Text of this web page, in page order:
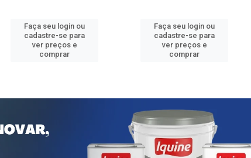
Faça seu login ou
cadastre-se para
ver preços e
comprar
Faça seu login ou
cadastre-se para
ver preços e
comprar